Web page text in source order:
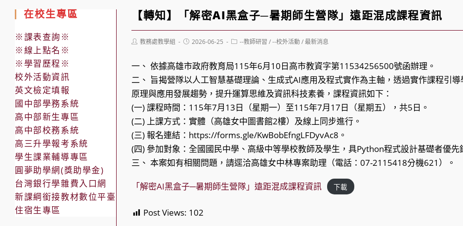
【轉知】「解密AI黑盒子─暑期師生營隊」遠距混成課程資訊
Post教務處教學組
Post2026-06-25
Post--教師研習 / --校外活動 / 最新消息
一、 依據高雄市政府教育局115年6月10日高市教資字第11534256500號函辦理。
二、 旨揭營隊以人工智慧基礎理論、生成式AI應用及程式實作為主軸，透過實作課程引
原理與應用發展趨勢，提升運算思維及資訊科技素養，課程資訊如下：
(一) 課程時間：115年7月13日（星期一）至115年7月17日（星期五），共5日。
(二) 上課方式：實體（高雄女中圖書館2樓）及線上同步進行。
(三) 報名連結：https://forms.gle/KwBobEfngLFDyvAc8。
(四) 參加對象：全國國民中學、高級中等學校教師及學生，具Python程式設計基礎者優先
三、 本案如有相關問題，請逕洽高雄女中林專案助理（電話：07-2115418分機621）。
「解密AI黑盒子─暑期師生營隊」遠距混成課程資訊 下載
Post Views: 102
在校生專區
※課表查詢※
※線上點名※
※學習歷程※
校外活動資訊
英文檢定填報
國中部學務系統
高中部新生專區
高中部校務系統
高三升學報考系統
學生課業輔導專區
圓夢助學網(獎助學金)
台灣銀行學雜費入口網
新課綱銜接教材數位平臺
住宿生專區